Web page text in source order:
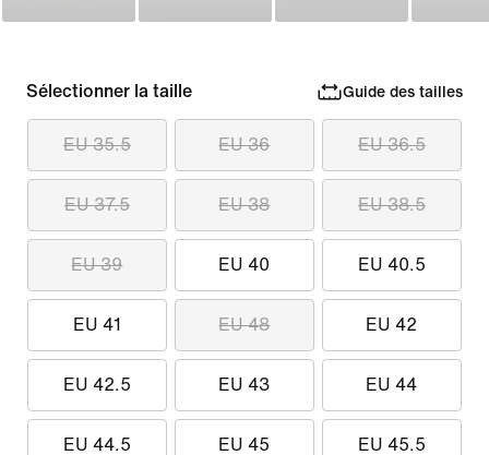
Sélectionner la taille Guide des tailles
EU 35.5 EU 36 EU 36.5
EU 37.5 EU 38 EU 38.5
EU 39 EU 40 EU 40.5
EU 41 EU 48 EU 42
EU 42.5 EU 43 EU 44
EU 44.5 EU 45 EU 45.5